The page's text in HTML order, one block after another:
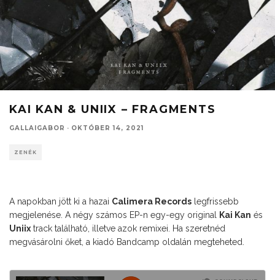
KAI KAN & UNIIX – FRAGMENTS
GALLAIGABOR · OKTÓBER 14, 2021
ZENÉK
A napokban jött ki a hazai Calimera Records legfrissebb
megjelenése. A négy számos EP-n egy-egy original Kai Kan és
Uniix track található, illetve azok remixei. Ha szeretnéd
megvásárolni őket, a kiadó Bandcamp oldalán megteheted.